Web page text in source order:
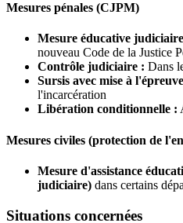
Mesures pénales (CJPM)
Mesure éducative
nouveau Code de la Justice
Contrôle judiciaire : Dans
Sursis avec mise à
l'incarcération
Libération conditionnelle :
Mesures civiles (protection de
Mesure d'assistance
judiciaire) dans certains
Situations concernées